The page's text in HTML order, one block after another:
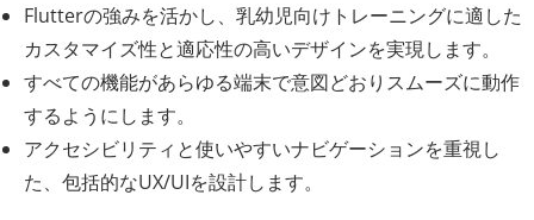
Flutterの強みを活かし、乳幼児向けトレーニングに適した
カスタマイズ性と適応性の高いデザインを実現します。
すべての機能があらゆる端末で意図どおりスムーズに動作
するようにします。
アクセシビリティと使いやすいナビゲーションを重視し
た、包括的なUX/UIを設計します。